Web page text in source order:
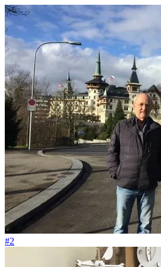
#129
Das Pflanzenbeet soll wie unsere
#2